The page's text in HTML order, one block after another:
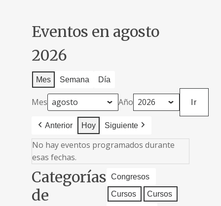
Eventos en agosto
2026
Mes Semana Día
Mes Año
Anterior Hoy Siguiente
No hay eventos programados durante
esas fechas.
Categorías
de
Congresos
Cursos Cursos